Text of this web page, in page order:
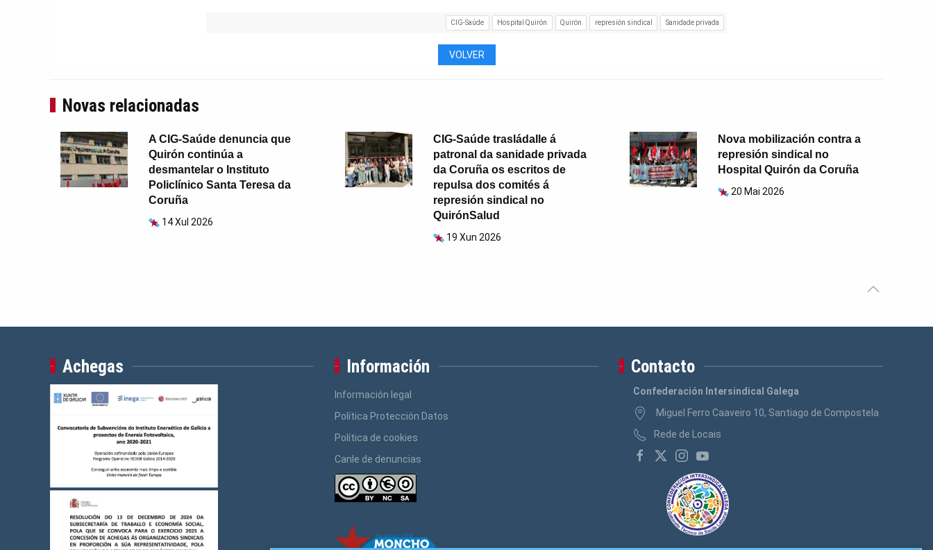
CIG-Saúde Hospital Quirón Quirón represión sindical Sanidade privada
VOLVER
Novas relacionadas
A CIG-Saúde denuncia que
Quirón continúa a
desmantelar o Instituto
Policlínico Santa Teresa da
Coruña
14 Xul 2026
CIG-Saúde trasládalle á
patronal da sanidade privada
da Coruña os escritos de
repulsa dos comités á
represión sindical no
QuirónSalud
19 Xun 2026
Nova mobilización contra a
represión sindical no
Hospital Quirón da Coruña
20 Mai 2026
Achegas Información
Información legal
Política Protección Datos
Política de cookies
Canle de denuncias
Contacto
Confederación Intersindical Galega
Miguel Ferro Caaveiro 10, Santiago de Compostela
Rede de Locais